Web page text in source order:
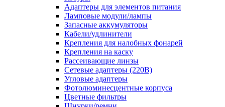
Адаптеры для элементов питания
Ламповые модули/лампы
Запасные аккумуляторы
Кабели/удлинители
Крепления для налобных фонарей
Крепления на каску
Рассеивающие линзы
Сетевые адаптеры (220В)
Угловые адаптеры
Фотолюминесцентные корпуса
Цветные фильтры